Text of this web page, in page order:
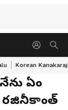
Korean
ఏం